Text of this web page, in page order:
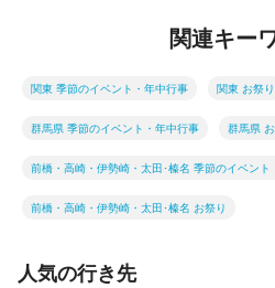
関連キー
関東 季節のイベント・年中行事 関東 お祭り
群馬県 季節のイベント・年中行事 群馬県
前橋・高崎・伊勢崎・太田･榛名 季節のイベント
前橋・高崎・伊勢崎・太田･榛名 お祭り
人気の行き先